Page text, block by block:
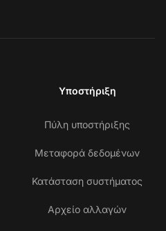
Υποστήριξη
Πύλη υποστήριξης
Μεταφορά δεδομένων
Κατάσταση συστήματος
Αρχείο αλλαγών